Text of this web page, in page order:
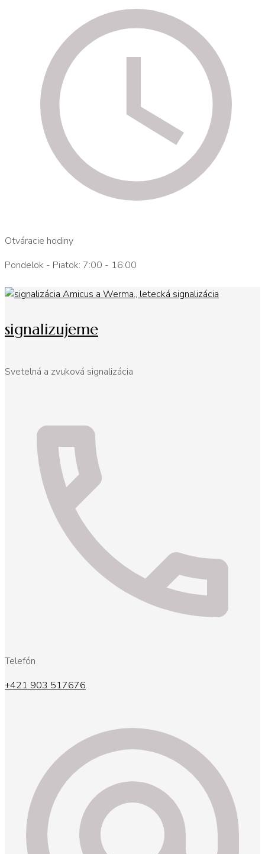
Otváracie hodiny
Pondelok - Piatok: 7:00 - 16:00
signalizujeme
Svetelná a zvuková signalizácia
Telefón
+421 903 517676